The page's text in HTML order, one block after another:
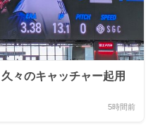
々のキャッチャー起用
5時間前